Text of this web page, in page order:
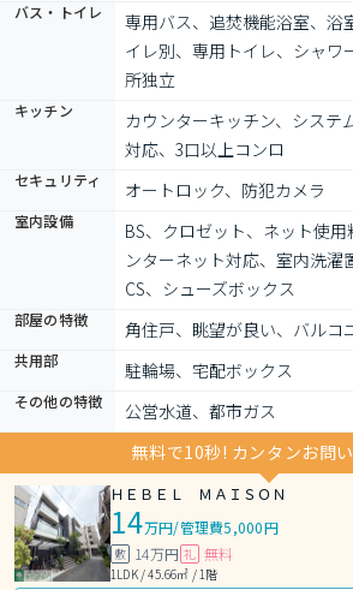
バス・トイレ
専用バス、追焚機能浴室、浴
イレ別、専用トイレ、シャワ
所独立
キッチン
カウンターキッチン、システ
対応、3口以上コンロ
セキュリティ オートロック、防犯カメラ
室内設備
BS、クロゼット、ネット使
ンターネット対応、室内洗濯
CS、シューズボックス
部屋の特徴 角住戸、眺望が良い、バルコ
共用部 駐輪場、宅配ボックス
その他の特徴
公営水道、都市ガス
無料で10秒! カンタンお問
ＨＥＢＥＬ ＭＡＩＳＯＮ
14万円/管理費5,000円
敷 14万円 礼 無料
1LDK / 45.66㎡ / 1階